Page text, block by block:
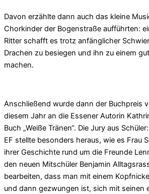
Davon erzählte dann auch das kleine
Chorkinder der Bogenstraße aufführten:
Ritter schafft es trotz anfänglicher
Drachen zu besiegen und ihn zu einem
machen.
Anschließend wurde dann der Buchpreis
diesem Jahr an die Essener Autorin
Buch „Weiße Tränen“. Die Jury aus
EF stellte besonders heraus, wie es Frau
ihrer Geschichte rund um die Freunde
den neuen Mitschüler Benjamin
bearbeiten, dass man mit einem
und dann gezwungen ist, sich mit seinen